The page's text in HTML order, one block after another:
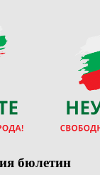
бюлетин